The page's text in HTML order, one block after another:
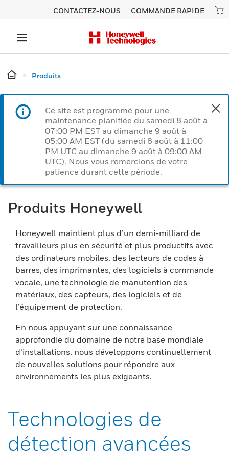
CONTACTEZ-NOUS COMMANDE RAPIDE
Produits
Ce site est programmé pour une
maintenance planifiée du samedi 8 août à
07:00 PM EST au dimanche 9 août à
05:00 AM EST (du samedi 8 août à 11:00
PM UTC au dimanche 9 août à 09:00 AM
UTC). Nous vous remercions de votre
patience durant cette période.
Produits Honeywell
Honeywell maintient plus d’un demi-milliard de
travailleurs plus en sécurité et plus productifs avec
des ordinateurs mobiles, des lecteurs de codes à
barres, des imprimantes, des logiciels à commande
vocale, une technologie de manutention des
matériaux, des capteurs, des logiciels et de
l’équipement de protection.
En nous appuyant sur une connaissance
approfondie du domaine de notre base mondiale
d’installations, nous développons continuellement
de nouvelles solutions pour répondre aux
environnements les plus exigeants.
Technologies de
détection avancées